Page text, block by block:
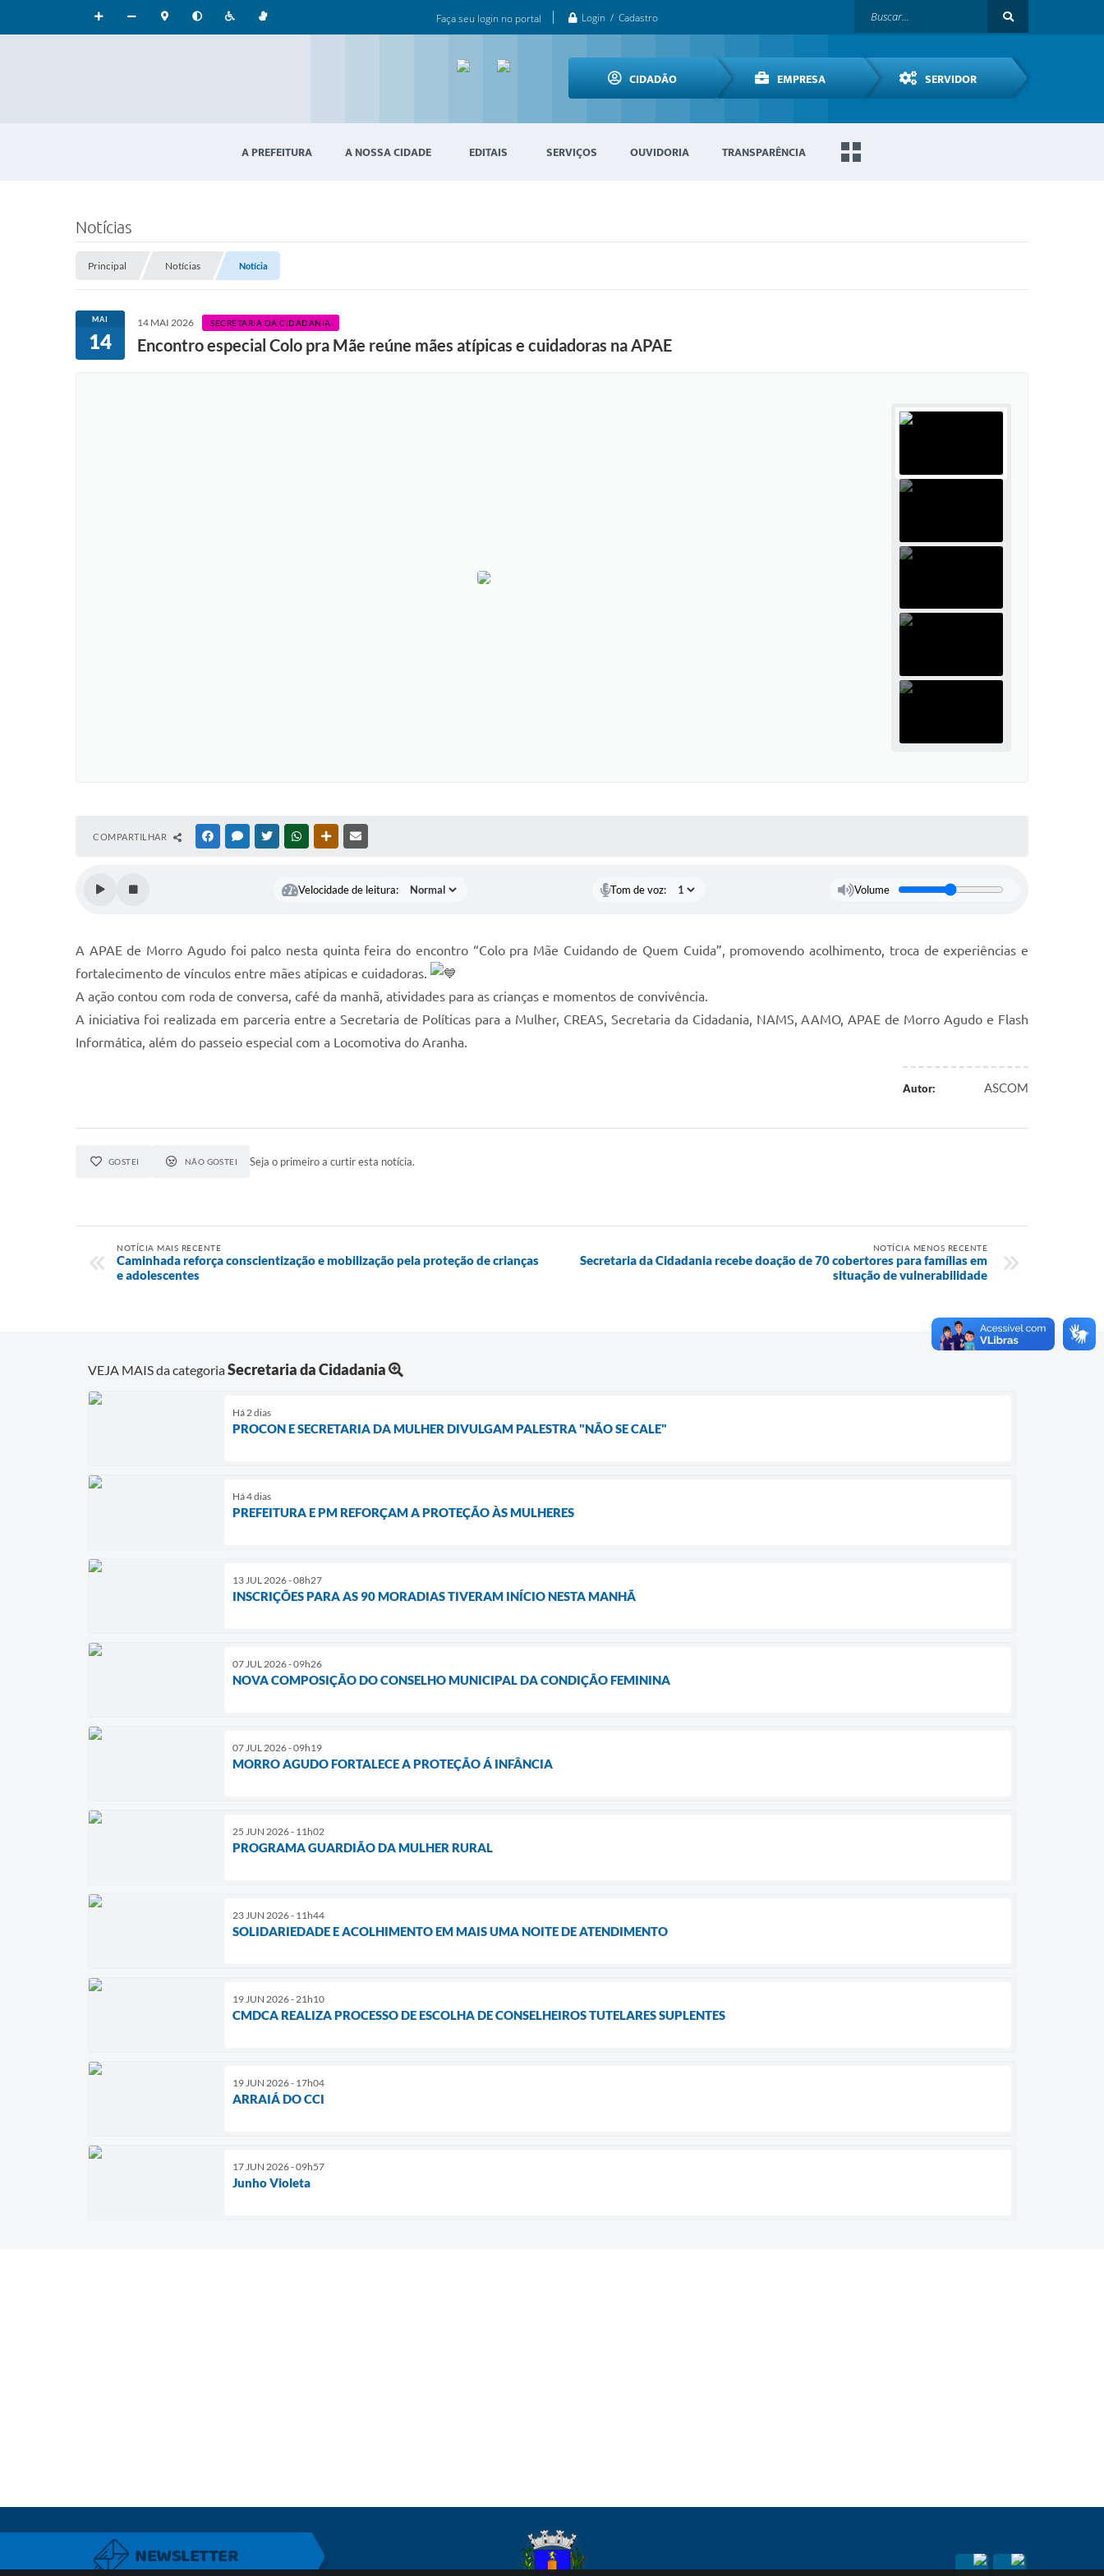
Faça seu login no portal Login / Cadastro
CIDADÃO EMPRESA SERVIDOR
A PREFEITURA A NOSSA CIDADE EDITAIS SERVIÇOS OUVIDORIA TRANSPARÊNCIA
Notícias
Principal Notícias Notícia
MAI
14
14 MAI 2026 SECRETARIA DA CIDADANIA
Encontro especial Colo pra Mãe reúne mães atípicas e cuidadoras na APAE
COMPARTILHAR FACEBOOKMESSENGER
TWITTERWHATSAPPOUTRAS MÍDIAS
Velocidade de leitura: Tom de voz: Volume
A APAE de Morro Agudo foi palco nesta quinta feira do encontro “Colo pra Mãe Cuidando de Quem Cuida”, promovendo acolhimento, troca de experiências e
fortalecimento de vínculos entre mães atípicas e cuidadoras.
A ação contou com roda de conversa, café da manhã, atividades para as crianças e momentos de convivência.
A iniciativa foi realizada em parceria entre a Secretaria de Políticas para a Mulher, CREAS, Secretaria da Cidadania, NAMS, AAMO, APAE de Morro Agudo e Flash
Informática, além do passeio especial com a Locomotiva do Aranha.
Autor: ASCOM
GOSTEI NÃO GOSTEI Seja o primeiro a curtir esta notícia.
NOTÍCIA MAIS RECENTE
Caminhada reforça conscientização e mobilização pela proteção de crianças
e adolescentes
NOTÍCIA MENOS RECENTE
Secretaria da Cidadania recebe doação de 70 cobertores para famílias em
situação de vulnerabilidade
VEJA MAIS da categoriaSecretaria da Cidadania
Há 2 dias
PROCON E SECRETARIA DA MULHER DIVULGAM PALESTRA "NÃO SE CALE"
Há 4 dias
PREFEITURA E PM REFORÇAM A PROTEÇÃO ÀS MULHERES
13 JUL 2026 - 08h27
INSCRIÇÕES PARA AS 90 MORADIAS TIVERAM INÍCIO NESTA MANHÃ
07 JUL 2026 - 09h26
NOVA COMPOSIÇÃO DO CONSELHO MUNICIPAL DA CONDIÇÃO FEMININA
07 JUL 2026 - 09h19
MORRO AGUDO FORTALECE A PROTEÇÃO Á INFÂNCIA
25 JUN 2026 - 11h02
PROGRAMA GUARDIÃO DA MULHER RURAL
23 JUN 2026 - 11h44
SOLIDARIEDADE E ACOLHIMENTO EM MAIS UMA NOITE DE ATENDIMENTO
19 JUN 2026 - 21h10
CMDCA REALIZA PROCESSO DE ESCOLHA DE CONSELHEIROS TUTELARES SUPLENTES
19 JUN 2026 - 17h04
ARRAIÁ DO CCI
17 JUN 2026 - 09h57
Junho Violeta
NEWSLETTER